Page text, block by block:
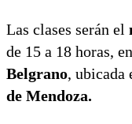
Las clases serán el
de 15 a 18 horas,
Belgrano, ubicada
de Mendoza.